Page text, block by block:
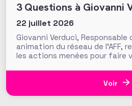
3 Questions à Giovanni
22 juillet 2026
Giovanni Verduci,
animation du réseau de l’AFF,
les actions menées pour faire
L’AFF c’est une équipe, mais
un réseau. Vous, nos 1350
Voir